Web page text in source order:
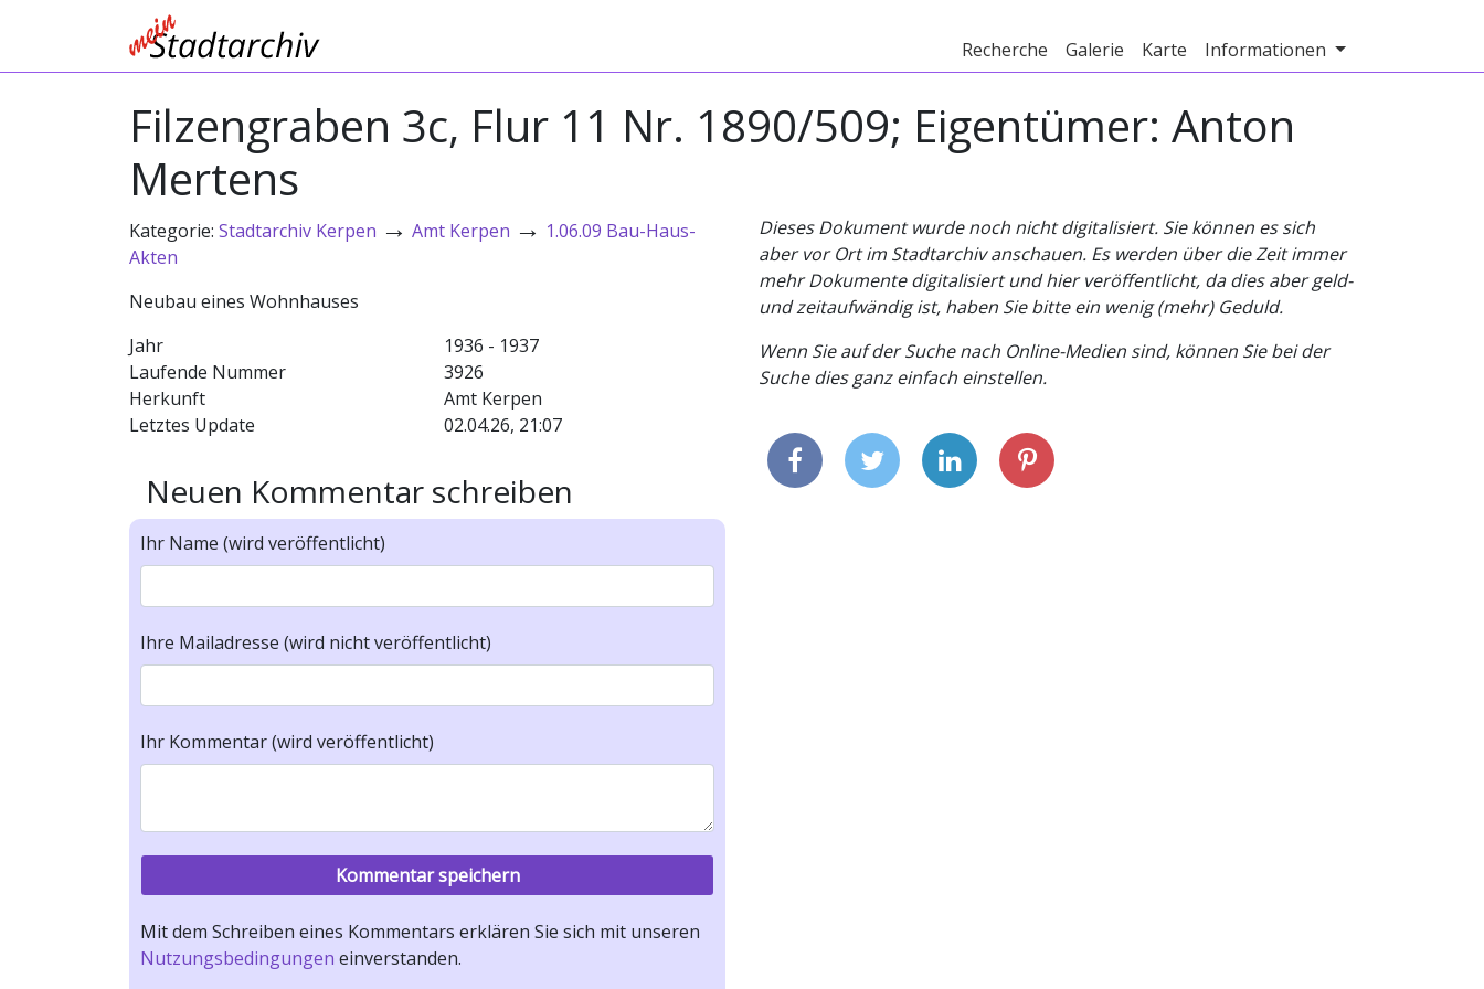
Recherche Galerie Karte Informationen
Filzengraben 3c, Flur 11 Nr. 1890/509; Eigentümer: Anton
Mertens
Kategorie: Stadtarchiv Kerpen → Amt Kerpen → 1.06.09 Bau-Haus-
Akten
Neubau eines Wohnhauses
Jahr
1936 - 1937
Laufende Nummer
3926
Herkunft
Amt Kerpen
Letztes Update
02.04.26, 21:07
Neuen Kommentar schreiben
Ihr Name (wird veröffentlicht)
Ihre Mailadresse (wird nicht veröffentlicht)
Ihr Kommentar (wird veröffentlicht)
Mit dem Schreiben eines Kommentars erklären Sie sich mit unseren
Nutzungsbedingungen einverstanden.
Dieses Dokument wurde noch nicht digitalisiert. Sie können es sich
aber vor Ort im Stadtarchiv anschauen. Es werden über die Zeit immer
mehr Dokumente digitalisiert und hier veröffentlicht, da dies aber geld-
und zeitaufwändig ist, haben Sie bitte ein wenig (mehr) Geduld.
Wenn Sie auf der Suche nach Online-Medien sind, können Sie bei der
Suche dies ganz einfach einstellen.